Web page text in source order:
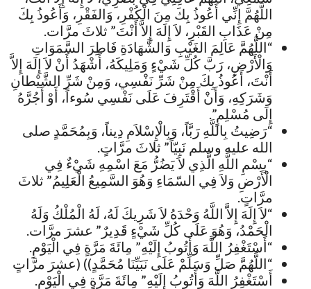
اللَّهُمَّ إِنِّي أَعُوذُ بِكَ مِنَ الْكُفْرِ، وَالفَقْرِ، وَأَعُوذُ بِكَ
مِنْ عَذَابِ القَبْرِ، لاَ إِلَهَ إِلاَّ أَنْتَ” ثلاثَ مرَّات.
“اللَّهُمَّ عَالِمَ الغَيْبِ وَالشَّهَادَةِ فَاطِرَ السَّمَوَاتِ
وَالْأَرْضِ، رَبَّ كُلِّ شَيْءٍ وَمَلِيكَهُ، أَشْهَدُ أَنْ لاَ إِلَهَ إِلاَّ
أَنْتَ، أَعُوذُ بِكَ مِنْ شَرِّ نَفْسِي، وَمِنْ شَرِّ الشَّيْطانِ
وَشَرَكِهِ، وَأَنْ أَقْتَرِفَ عَلَى نَفْسِي سُوءاً، أَوْ أَجُرَّهُ
إِلَى مُسْلِمٍ”.
“رَضِيتُ بِاللَّهِ رَبَّاً، وَبِالْإِسْلاَمِ دِيناً، وَبِمُحَمَّدٍ صلى
الله عليه وسلم نَبِيّاً” ثلاثَ مرَّاتٍ.
“بِسْمِ اللَّهِ الَّذِي لاَ يَضُرُّ مَعَ اسْمِهِ شَيْءٌ فِي
الْأَرْضِ وَلاَ فِي السّمَاءِ وَهُوَ السَّمِيعُ الْعَلِيمُ” ثلاثَ
مرَّاتٍ.
“لاَ إِلَهَ إِلاَّ اللَّهُ وَحْدَهُ لاَ شَرِيكَ لَهُ، لَهُ الْمُلْكُ وَلَهُ
الْحَمْدُ، وَهُوَ عَلَى كُلِّ شَيْءٍ قَدِيرٌ” عشرَ مرَّات.
“أَسْتَغْفِرُ اللَّهَ وَأَتُوبُ إِلَيْهِ” مِائَةَ مَرَّةٍ فِي الْيَوْمِ.
“اللَّهُمَّ صَلِّ وَسَلِّمْ عَلَى نَبَيِّنَا مُحَمَّدٍ)) (عشرَ مرَّاتٍ
أَسْتَغْفِرُ اللَّهَ وَأَتُوبُ إِلَيْهِ” مِائَةَ مَرَّةٍ فِي الْيَوْمِ.